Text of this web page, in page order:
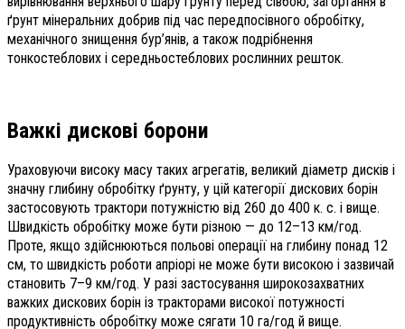
ґрунт мінеральних добрив під час передпосівного обробітку,
механічного знищення бур’янів, а також подрібнення
тонкостеблових і середньостеблових рослинних решток.
Важкі дискові борони
Ураховуючи високу масу таких агрегатів, великий діаметр дисків і
значну глибину обробітку ґрунту, у цій категорії дискових борін
застосовують трактори потужністю від 260 до 400 к. с. і вище.
Швидкість обробітку може бути різною — до 12–13 км/год.
Проте, якщо здійснюються польові операції на глибину понад 12
см, то швидкість роботи апріорі не може бути високою і зазвичай
становить 7–9 км/год. У разі застосування широкозахватних
важких дискових борін із тракторами високої потужності
продуктивність обробітку може сягати 10 га/год й вище.